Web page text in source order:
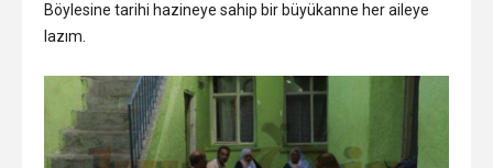
Böylesine tarihi hazineye sahip bir büyükanne her aileye
lazım.